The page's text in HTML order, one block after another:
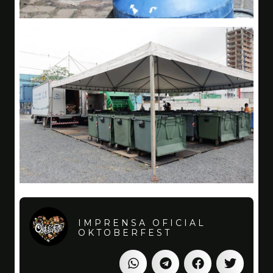
IMPRENSA OFICIAL
OKTOBERFEST